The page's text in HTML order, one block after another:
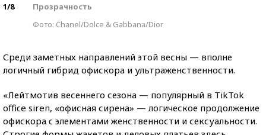
1/8
Прозрачность
Фото: Chanel/Dolce & Gabbana/Dior
Среди заметных направлений этой весны — вполне
логичный гибрид офискора и ультраженственности.
«Лейтмотив весеннего сезона — популярный в TikTok
office siren, «офисная сирена» — логическое продолжение
офискора c элементами женственности и сексуальности.